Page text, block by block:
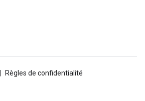
Règles de confidentialité